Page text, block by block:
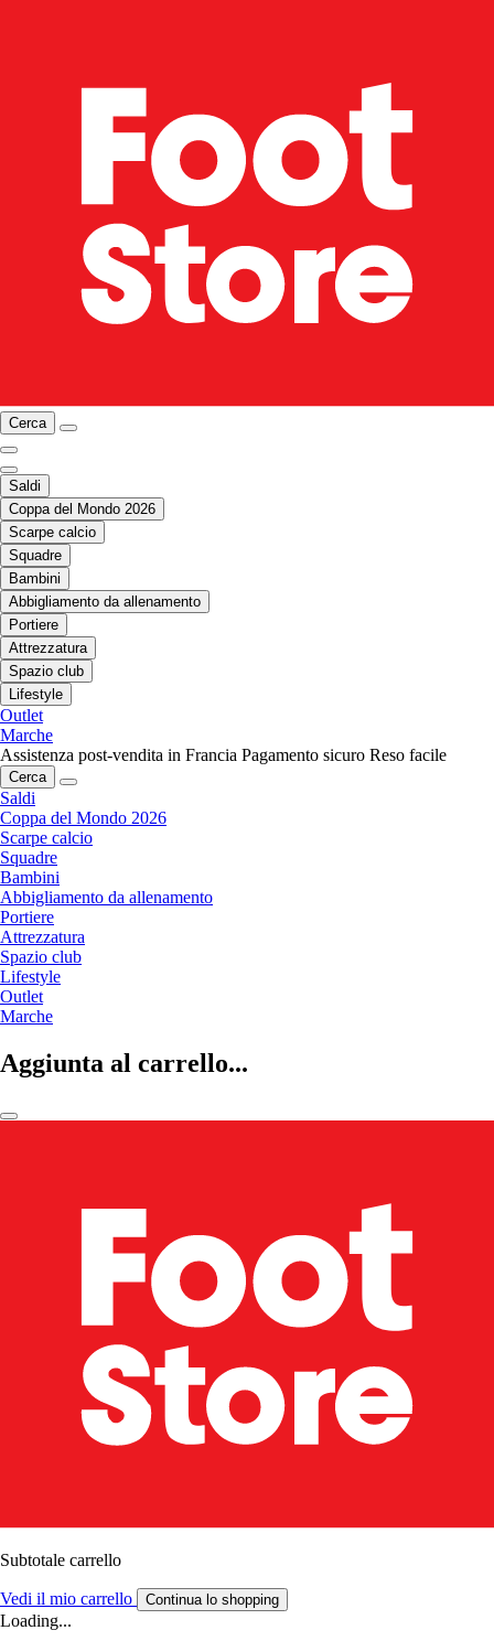
Cerca
Saldi
Coppa del Mondo 2026
Scarpe calcio
Squadre
Bambini
Abbigliamento da allenamento
Portiere
Attrezzatura
Spazio club
Lifestyle
Outlet
Marche
Assistenza post-vendita in Francia Pagamento sicuro Reso facile
Cerca
Saldi
Coppa del Mondo 2026
Scarpe calcio
Squadre
Bambini
Abbigliamento da allenamento
Portiere
Attrezzatura
Spazio club
Lifestyle
Outlet
Marche
Aggiunta al carrello...
Subtotale carrello
Vedi il mio carrello Continua lo shopping
Loading...